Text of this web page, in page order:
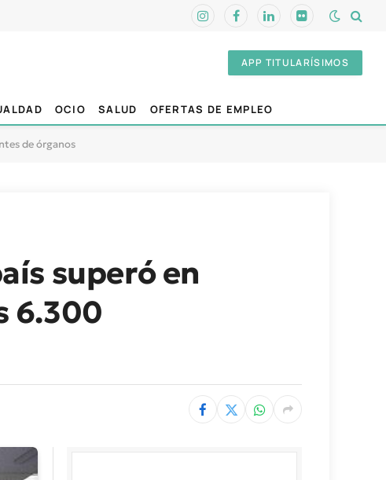
InstagramFacebookLinkedInFlickr
APP TITULARÍSIMOS
OCIO SALUD OFERTAS DE EMPLEO
de órganos
superó en
6.300